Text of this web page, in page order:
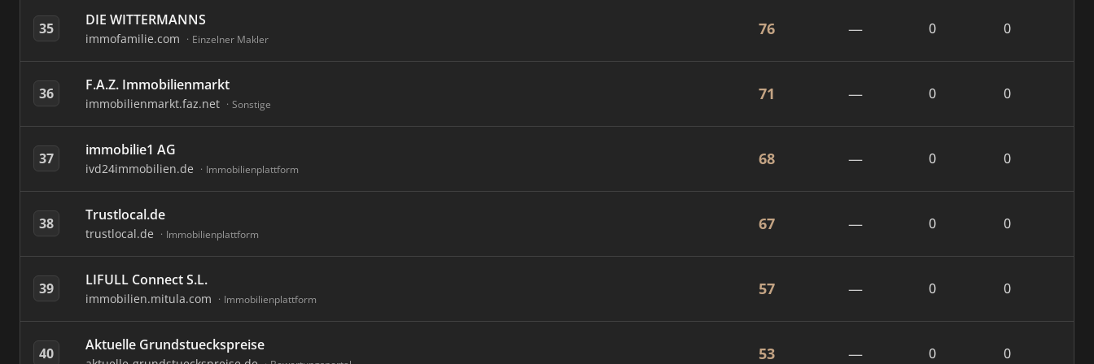
35 DIE WITTERMANNS
immofamilie.com Einzelner Makler
76 — 0 0
36 F.A.Z. Immobilienmarkt
immobilienmarkt.faz.net Sonstige
71 — 0 0
37 immobilie1 AG
ivd24immobilien.de Immobilienplattform
68 — 0 0
38 Trustlocal.de
trustlocal.de Immobilienplattform
67 — 0 0
39 LIFULL Connect S.L.
immobilien.mitula.com Immobilienplattform
57 — 0 0
40 Aktuelle Grundstueckspreise 53 — 0 0